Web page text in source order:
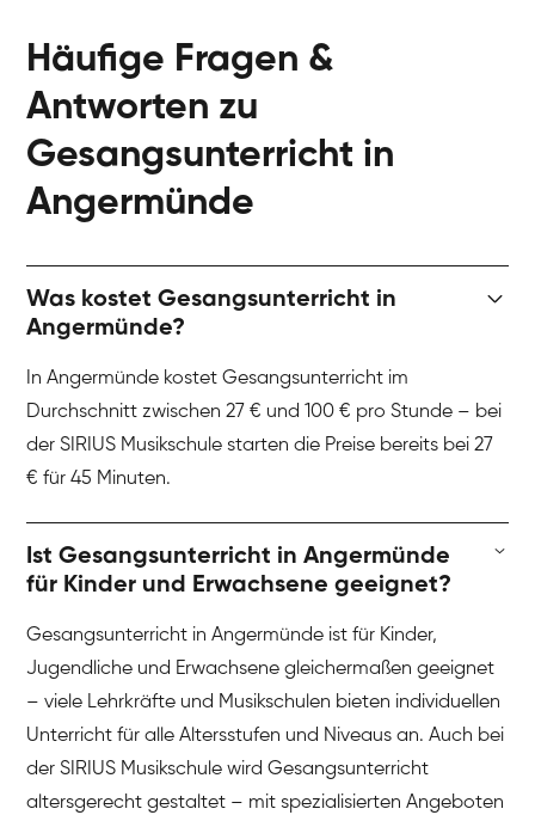
Häufige Fragen &
Antworten zu
Gesangsunterricht in
Angermünde
Was kostet Gesangsunterricht in
Angermünde?
In Angermünde kostet Gesangsunterricht im
Durchschnitt zwischen 27 € und 100 € pro Stunde – bei
der SIRIUS Musikschule starten die Preise bereits bei 27
€ für 45 Minuten.
Ist Gesangsunterricht in Angermünde
für Kinder und Erwachsene geeignet?
Gesangsunterricht in Angermünde ist für Kinder,
Jugendliche und Erwachsene gleichermaßen geeignet
– viele Lehrkräfte und Musikschulen bieten individuellen
Unterricht für alle Altersstufen und Niveaus an. Auch bei
der SIRIUS Musikschule wird Gesangsunterricht
altersgerecht gestaltet – mit spezialisierten Angeboten